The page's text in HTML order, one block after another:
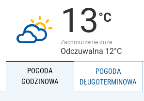
JAKOŚĆ POWIETRZA13
Zachmurzenie duże
Odczuwalna 12°C
POGODA
GODZINOWA
POGODA
DŁUGOTERMINOWA